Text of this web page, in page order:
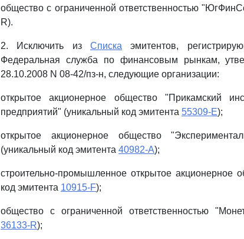
общество с ограниченной ответственностью
R).
2. Исключить из Списка эмитентов,
Федеральная служба по финансовым рынкам,
28.10.2008 N 08-42/пз-н, следующие организации:
открытое акционерное общество "Прикамский
предприятий" (уникальный код эмитента 55309-E);
открытое акционерное общество
(уникальный код эмитента 40982-A);
строительно-промышленное открытое акционерное
код эмитента 10915-F);
общество с ограниченной ответственностью
36133-R);